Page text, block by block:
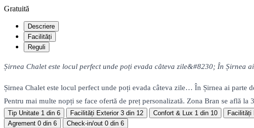
Gratuită
Descriere
Facilități
Reguli
Șirnea Chalet este locul perfect unde poți evada câteva zile&#8230; În Șirnea
Șirnea Chalet este locul perfect unde poți evada câteva zile… În Șirnea ai parte
Pentru mai multe nopți se face ofertă de preț personalizată. Zona Bran se află
Tip Unitate 1 din 6 Facilități Exterior 3 din 12 Confort & Lux 1 din 10 Facilități
Agrement 0 din 6 Check-in/out 0 din 6